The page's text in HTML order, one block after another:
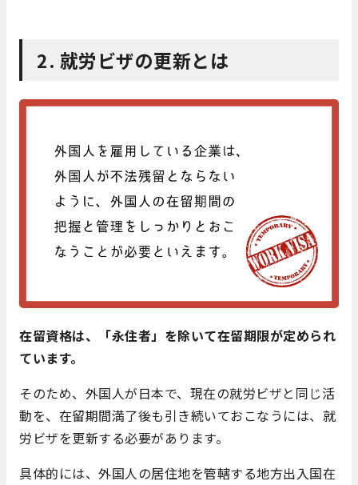
2. 就労ビザの更新とは
在留資格は、「永住者」を除いて在留期限が定められ
ています。
そのため、外国人が日本で、現在の就労ビザと同じ活
動を、在留期間満了後も引き続いておこなうには、就
労ビザを更新する必要があります。
具体的には、外国人の居住地を管轄する地方出入国在